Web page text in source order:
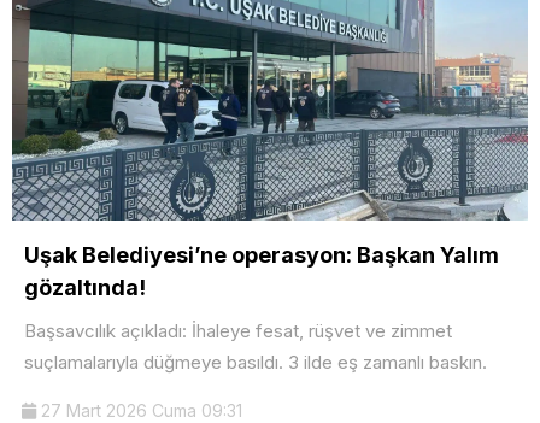
Uşak Belediyesi’ne operasyon: Başkan Yalım
gözaltında!
Başsavcılık açıkladı: İhaleye fesat, rüşvet ve zimmet
suçlamalarıyla düğmeye basıldı. 3 ilde eş zamanlı baskın.
27 Mart 2026 Cuma 09:31